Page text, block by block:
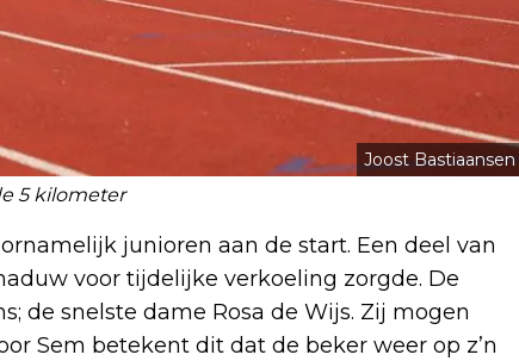
Joost Bastiaansen
5 kilometer
junioren aan de start. Een deel van
voor tijdelijke verkoeling zorgde. De
de snelste dame Rosa de Wijs. Zij mogen
Sem betekent dit dat de beker weer op z’n